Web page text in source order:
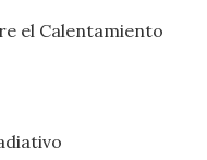
el Calentamiento